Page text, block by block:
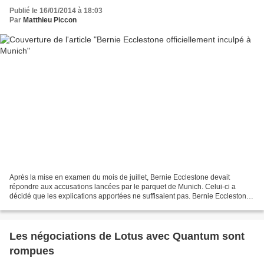
Publié le 16/01/2014 à 18:03
Par Matthieu Piccon
Après la mise en examen du mois de juillet, Bernie Ecclestone devait
répondre aux accusations lancées par le parquet de Munich. Celui-ci a
décidé que les explications apportées ne suffisaient pas. Bernie Ecclestone
Les négociations de Lotus avec Quantum sont
rompues